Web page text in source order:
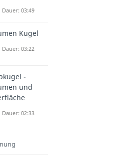
Dauer: 03:49
Kugel
Dauer: 03:22
-
und
Dauer: 02:33